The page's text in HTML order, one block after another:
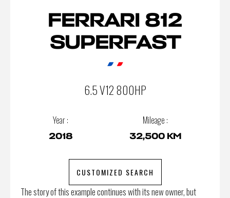
FERRARI 812
SUPERFAST
6.5 V12 800HP
Year :
2018
Mileage :
32,500 KM
CUSTOMIZED SEARCH
The story of this example continues with its new owner, but